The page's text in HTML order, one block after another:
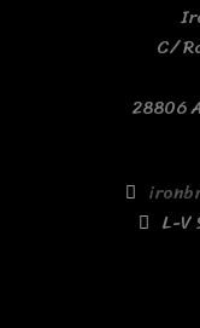
C/
28806
L-V